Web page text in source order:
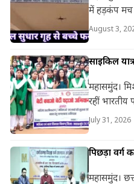
में हड़कंप मच
August 3,
साइकिल
महासमुंद।
रहीं भारतीय
July 31, 2026
पिछड़ा वर्ग
महासमुंद।